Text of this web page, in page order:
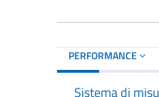
PERFORMANCE
Sistema di